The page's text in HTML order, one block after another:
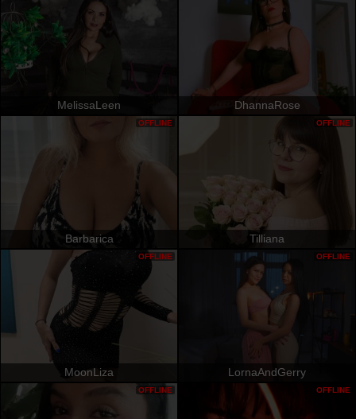
MelissaLeen DhannaRose
Barbarica
OFFLINE
Tilliana
OFFLINE
MoonLiza
OFFLINE
LornaAndGerry
OFFLINE
OFFLINE OFFLINE